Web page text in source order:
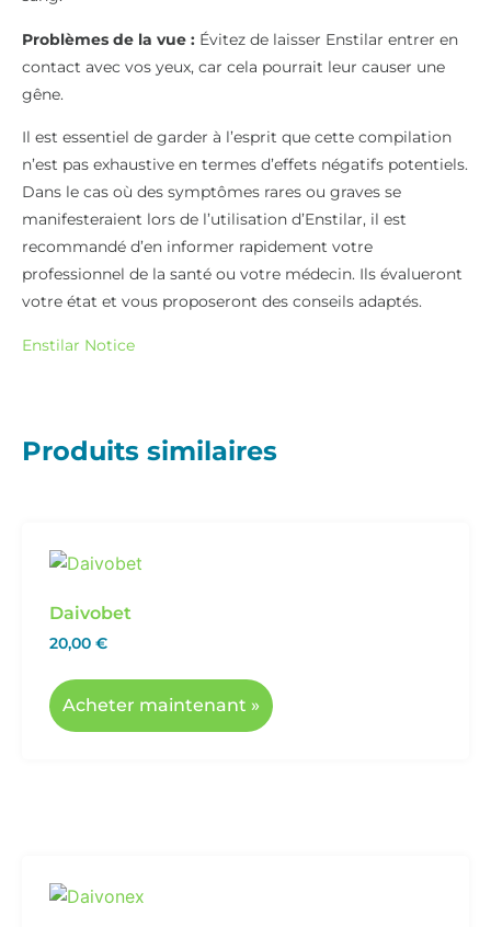
Problèmes de la vue : Évitez de laisser Enstilar entrer en
contact avec vos yeux, car cela pourrait leur causer une
gêne.
Il est essentiel de garder à l’esprit que cette compilation
n’est pas exhaustive en termes d’effets négatifs potentiels.
Dans le cas où des symptômes rares ou graves se
manifesteraient lors de l’utilisation d’Enstilar, il est
recommandé d’en informer rapidement votre
professionnel de la santé ou votre médecin. Ils évalueront
votre état et vous proposeront des conseils adaptés.
Enstilar Notice
Produits similaires
Daivobet
20,00 €
Acheter maintenant »